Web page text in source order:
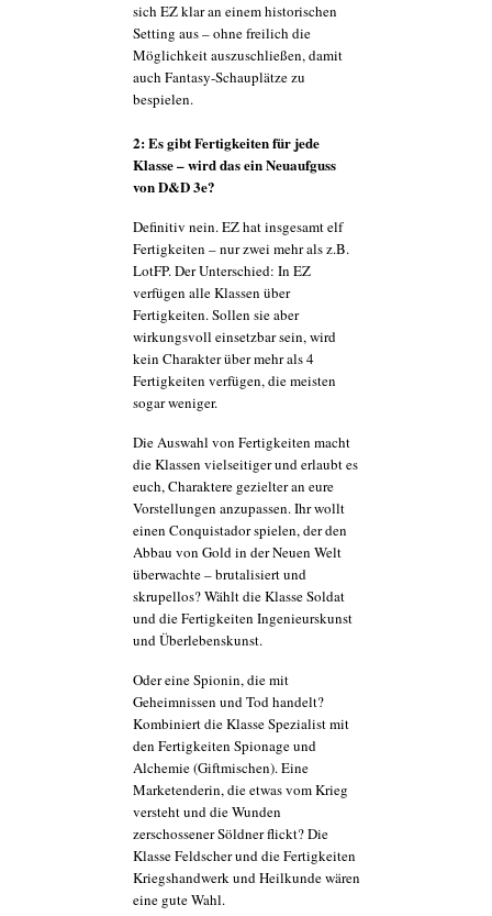
sich EZ klar an einem historischen
Setting aus – ohne freilich die
Möglichkeit auszuschließen, damit
auch Fantasy-Schauplätze zu
bespielen.
2: Es gibt Fertigkeiten für jede
Klasse – wird das ein Neuaufguss
von D&D 3e?
Definitiv nein. EZ hat insgesamt elf
Fertigkeiten – nur zwei mehr als z.B.
LotFP. Der Unterschied: In EZ
verfügen alle Klassen über
Fertigkeiten. Sollen sie aber
wirkungsvoll einsetzbar sein, wird
kein Charakter über mehr als 4
Fertigkeiten verfügen, die meisten
sogar weniger.
Die Auswahl von Fertigkeiten macht
die Klassen vielseitiger und erlaubt es
euch, Charaktere gezielter an eure
Vorstellungen anzupassen. Ihr wollt
einen Conquistador spielen, der den
Abbau von Gold in der Neuen Welt
überwachte – brutalisiert und
skrupellos? Wählt die Klasse Soldat
und die Fertigkeiten Ingenieurskunst
und Überlebenskunst.
Oder eine Spionin, die mit
Geheimnissen und Tod handelt?
Kombiniert die Klasse Spezialist mit
den Fertigkeiten Spionage und
Alchemie (Giftmischen). Eine
Marketenderin, die etwas vom Krieg
versteht und die Wunden
zerschossener Söldner flickt? Die
Klasse Feldscher und die Fertigkeiten
Kriegshandwerk und Heilkunde wären
eine gute Wahl.